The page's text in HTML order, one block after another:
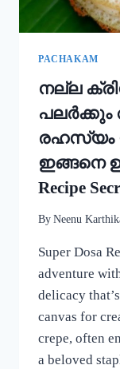
PACHAKAM
നല്ല
രഹസ്യം
ഇങ്ങനെ
Recipe
By Neenu
Super Dosa
adventure
delicacy
canvas for
crepe, often
a beloved